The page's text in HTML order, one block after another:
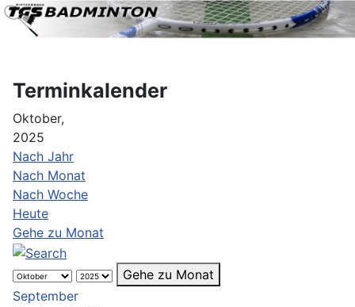
Terminkalender
Oktober,
2025
Nach Jahr
Nach Monat
Nach Woche
Heute
Gehe zu Monat
Gehe zu Monat
September